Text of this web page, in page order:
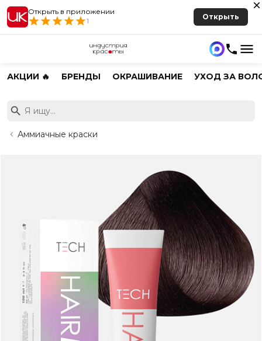
Открыть в приложении
1
Открыть
АКЦИИ 🔥 БРЕНДЫ ОКРАШИВАНИЕ УХОД ЗА
Аммиачные краски